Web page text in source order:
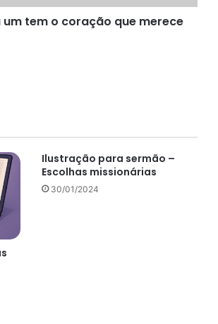
um tem o coração que merece
Ilustração para sermão –
Escolhas missionárias
30/01/2024